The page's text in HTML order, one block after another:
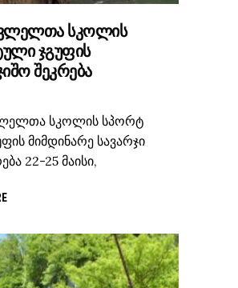
ᲡᲙᲝᲚᲘᲡ
ᲯᲒᲣᲤᲘᲡ
ᲨᲔᲙᲠᲔᲑᲐ
სკოლის სპორტ
მიმდინარე სავარჯი
22-25 მაისი,